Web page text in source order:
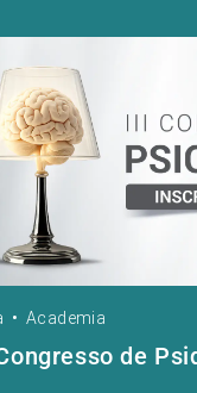
• Academia
de